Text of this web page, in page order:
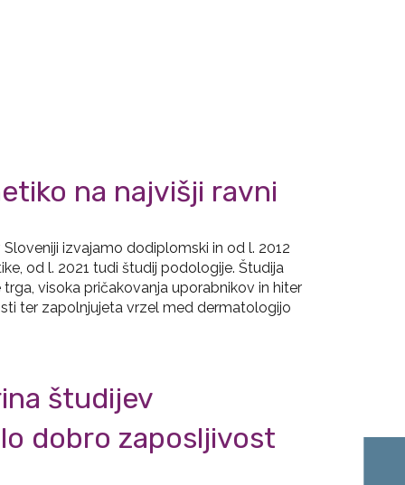
na najvišji ravni
izvajamo dodiplomski in od l. 2012
od l. 2021 tudi študij podologije. Študija
visoka pričakovanja uporabnikov in hiter
ter zapolnjujeta vrzel med dermatologijo
študijev
dobro zaposljivost